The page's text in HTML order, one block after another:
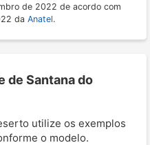
de 2022 de acordo com
da Anatel.
de Santana do
utilize os exemplos
o modelo.